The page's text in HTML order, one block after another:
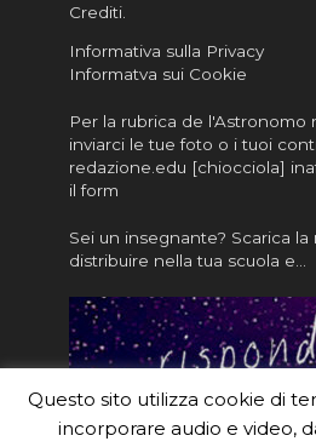
Crediti.
Informativa sulla Privacy
Informatva sui Cookie
Per la rubrica de l'Astronomo
inviarci le tue foto o i tuoi
redazione.edu [chiocciola]
il form
Sei un insegnante? Scarica la
distribuire nella tua scuola e…
Questo sito utilizza cookie di
incorporare audio e video,